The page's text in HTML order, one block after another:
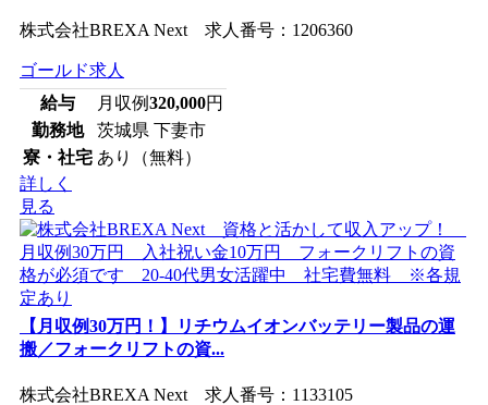
株式会社BREXA Next 求人番号：1206360
ゴールド求人
給与
月収例320,000円
勤務地
茨城県 下妻市
寮・社宅 あり（無料）
詳しく
見る
【月収例30万円！】リチウムイオンバッテリー製品の運
搬／フォークリフトの資...
株式会社BREXA Next 求人番号：1133105